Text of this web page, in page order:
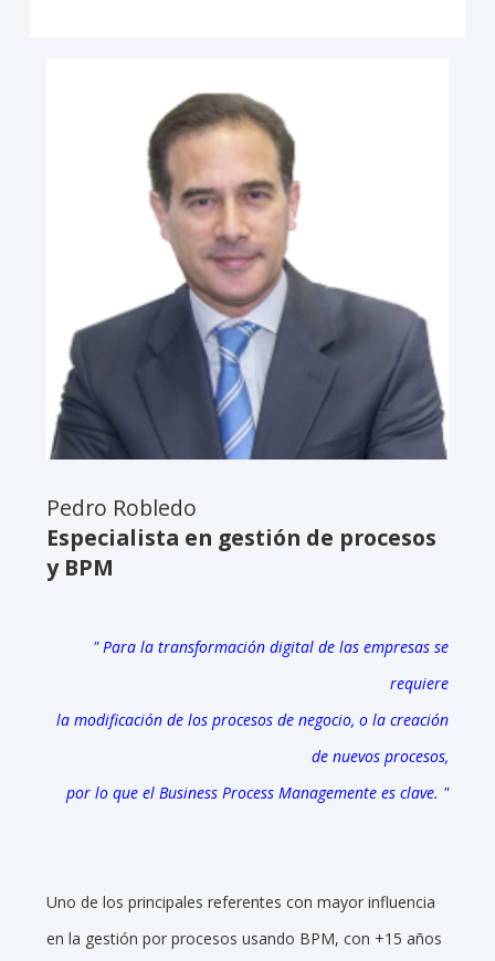
Pedro Robledo
Especialista en gestión de procesos
y BPM
" Para la transformación digital de las empresas se
requiere
la modificación de los procesos de negocio, o la creación
de nuevos procesos,
por lo que el Business Process Managemente es clave. "
Uno de los principales referentes con mayor influencia
en la gestión por procesos usando BPM, con +15 años